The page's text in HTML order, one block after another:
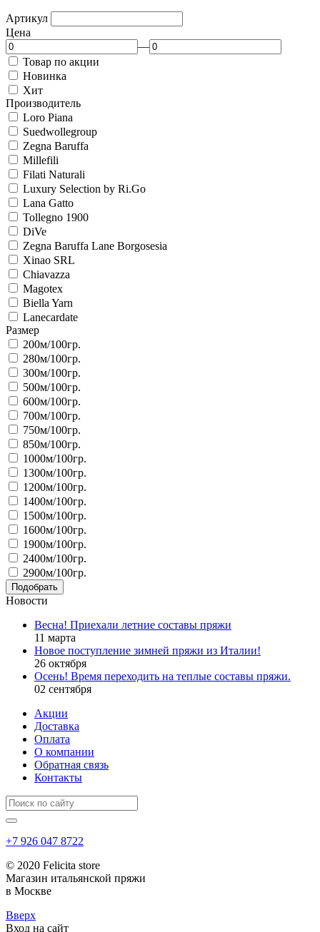
Артикул
Цена
—
Товар по акции
Новинка
Хит
Производитель
Loro Piana
Suedwollegroup
Zegna Baruffa
Millefili
Filati Naturali
Luxury Selection by Ri.Go
Lana Gatto
Tollegno 1900
DiVe
Zegna Baruffa Lane Borgosesia
Xinao SRL
Chiavazza
Magotex
Biella Yarn
Lanecardate
Размер
200м/100гр.
280м/100гр.
300м/100гр.
500м/100гр.
600м/100гр.
700м/100гр.
750м/100гр.
850м/100гр.
1000м/100гр.
1300м/100гр.
1200м/100гр.
1400м/100гр.
1500м/100гр.
1600м/100гр.
1900м/100гр.
2400м/100гр.
2900м/100гр.
Подобрать
Новости
Весна! Приехали летние составы пряжи
11 марта
Новое поступление зимней пряжи из Италии!
26 октября
Осень! Время переходить на теплые составы пряжи.
02 сентября
Акции
Доставка
Оплата
О компании
Обратная связь
Контакты
+7 926 047 8722
© 2020 Felicita store
Магазин итальянской пряжи
в Москве
Вверх
Вход на сайт